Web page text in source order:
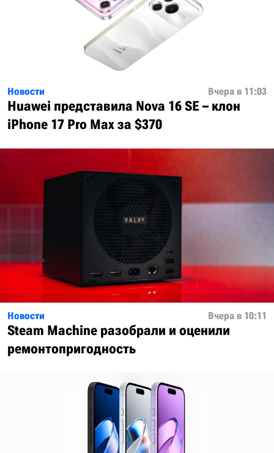
Новости Вчера в 11:03
Huawei представила Nova 16 SE – клон
iPhone 17 Pro Max за $370
Новости Вчера в 10:11
Steam Machine разобрали и оценили
ремонтопригодность